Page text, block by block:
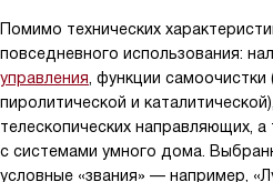
Помимо технических
повседневного использования:
управления, функции самоочистки
пиролитической и
телескопических направляющих,
с системами умного дома.
условные «звания» — например,